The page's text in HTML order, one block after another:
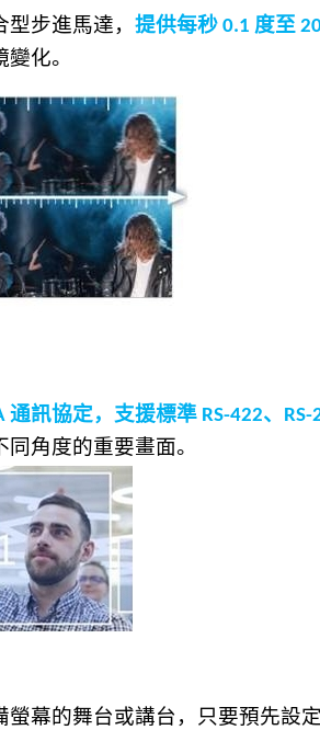
型步進馬達， 提供每秒 0.1 度至
化。
通訊協定，支援標準 RS-422、 RS-
同角度的重要畫面。
螢幕的舞台或講台，只要預先設